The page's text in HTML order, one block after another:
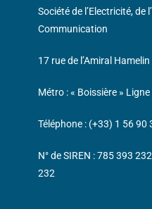
Société de l’Electricité, de
Communication
17 rue de l’Amiral Hamelin
Métro : « Boissière »
Téléphone : (+33) 1 56 90
N° de SIREN : 785 393
232